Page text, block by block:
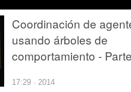
Coordinación de
usando árboles de
comportamiento -
17:29 · 2014